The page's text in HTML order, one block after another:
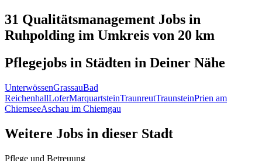
31 Qualitätsmanagement Jobs in
Ruhpolding im Umkreis von 20 km
Pflegejobs in Städten in Deiner Nähe
UnterwössenGrassauBad
ReichenhallLoferMarquartsteinTraunreutTraunsteinPrien am
ChiemseeAschau im Chiemgau
Weitere Jobs in dieser Stadt
Pflege und Betreuung